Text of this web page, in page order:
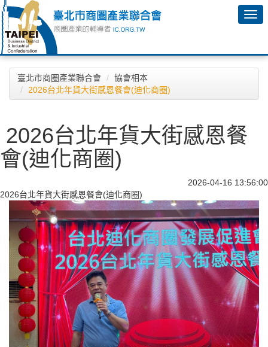
臺北市商圈產業聯合會
協會相本
2026台北年貨大街感恩餐會(迪化商圈)
2026台北年貨大街感恩餐
會(迪化商圈)
2026-04-16 13:56:00
2026台北年貨大街感恩餐會(迪化商圈)